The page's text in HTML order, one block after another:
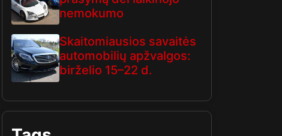
nemokumo
Skaitomiausios savaitės
automobilių apžvalgos:
birželio 15–22 d.